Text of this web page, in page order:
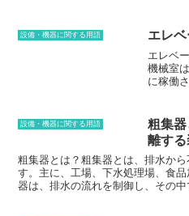
熱を取
ため、
を燃や
するこ
組みは
の熱を
に送り
出した
また、
おく貯
ンクに
設備・機器に関する用語 エレ
エレベ
機械室
に稼働
機械室
の上部
た、機
を設置
装置を
安全装
設備・機器に関する用語
粗集
離す
粗集器とは？粗集器とは、排水か
す。主に、工場、下水処理場、食
器は、排水の流れを制御し、その